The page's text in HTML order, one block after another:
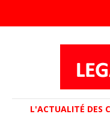
L'ACTUALITÉ DES